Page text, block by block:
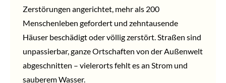
Zerstörungen angerichtet, mehr als 200
Menschenleben gefordert und zehntausende
Häuser beschädigt oder völlig zerstört. Straßen sind
unpassierbar, ganze Ortschaften von der Außenwelt
abgeschnitten – vielerorts fehlt es an Strom und
sauberem Wasser.